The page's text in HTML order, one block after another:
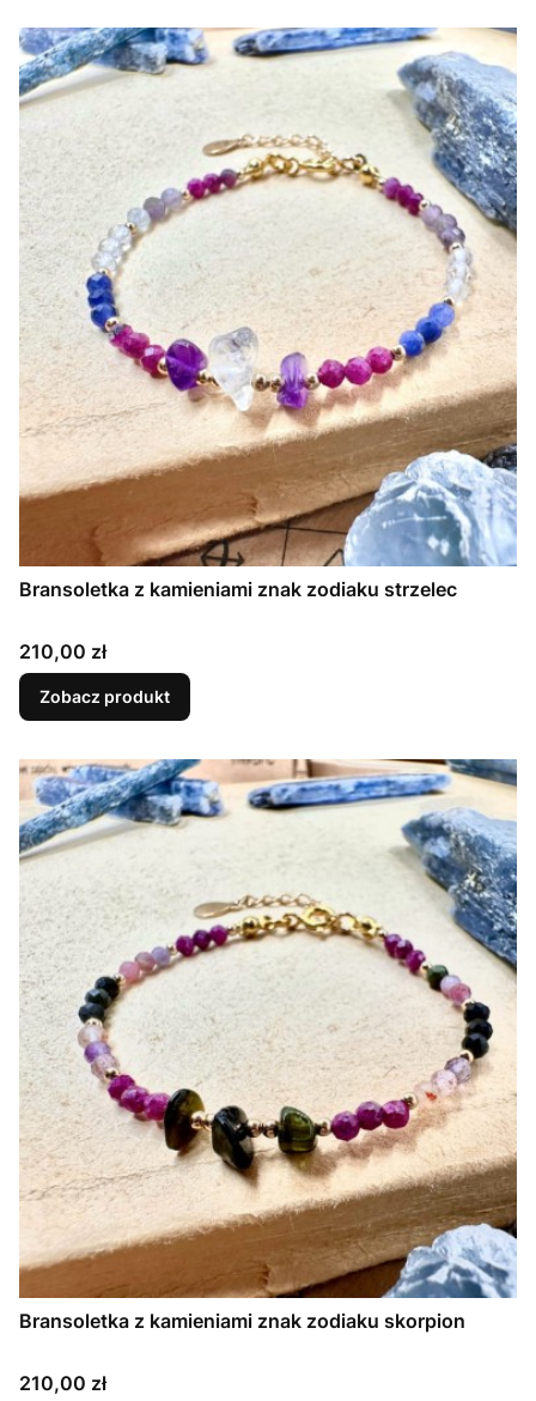
Bransoletka z kamieniami znak zodiaku strzelec
Cena
210,00 zł
Zobacz produkt
Bransoletka z kamieniami znak zodiaku skorpion
Cena
210,00 zł